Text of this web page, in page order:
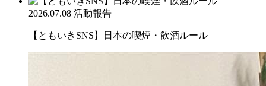
2026.07.08 活動報告
【ともいきSNS】日本の喫煙・飲酒ルール